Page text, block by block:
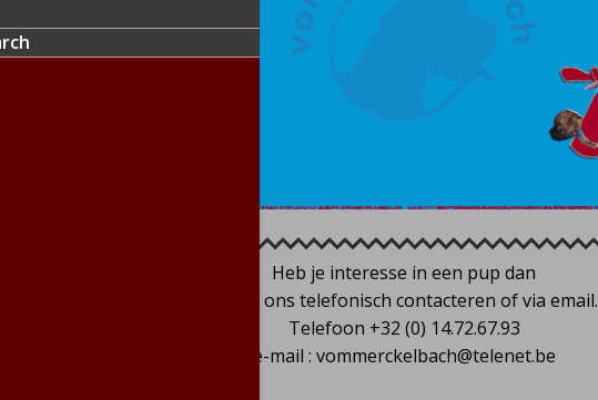
Heb je interesse in een pup dan
kan je ons telefonisch contacteren of via email.
Telefoon +32 (0) 14.72.67.93
e-mail : vommerckelbach@telenet.be